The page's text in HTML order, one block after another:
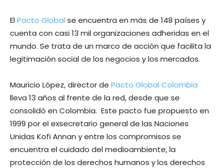
ElPacto Global se encuentra en más de 148 países y
cuenta con casi 13 mil organizaciones adheridas en el
mundo. Se trata de un marco de acción que facilita la
legitimación social de los negocios y los mercados.
Mauricio López, director de Pacto Global Colombia
lleva 13 años al frente de la red, desde que se
consolidó en Colombia. Este pacto fue propuesto en
1999 por el exsecretario general de las Naciones
Unidas Kofi Annan y entre los compromisos se
encuentra el cuidado del medioambiente, la
protección de los derechos humanos y los derechos